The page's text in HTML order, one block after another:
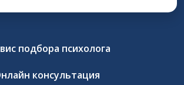
подбора психолога
консультация